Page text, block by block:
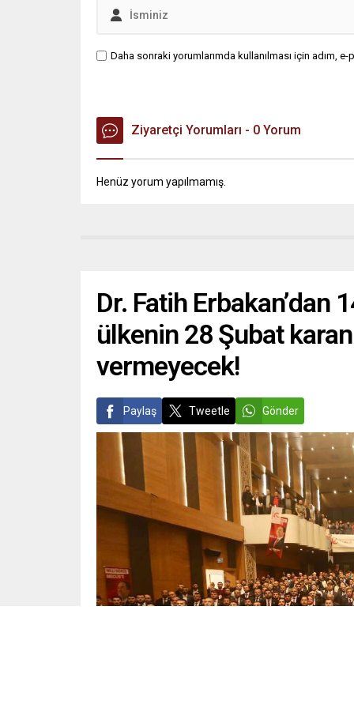
Daha sonraki yorumlarımda kullanılması için adım,
Ziyaretçi Yorumları - 0 Yorum
Henüz yorum yapılmamış.
Dr. Fatih Erbakan’dan
ülkenin 28 Şubat
vermeyecek!
Paylaş Tweetle Gönder